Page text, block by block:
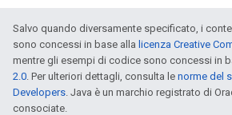
Salvo quando diversamente specificato, i
sono concessi in base alla licenza Creative
mentre gli esempi di codice sono concessi in
2.0. Per ulteriori dettagli, consulta le norme del
Developers. Java è un marchio registrato di
consociate.